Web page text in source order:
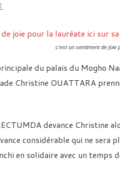
c’est un sentiment de joie
du palais du Mogho
Christine OUATTARA
devance Christine
considérable qui ne sera
en solidaire avec un temps